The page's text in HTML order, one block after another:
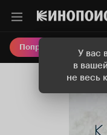
У вас
в
не весь
Попробовать Плюс